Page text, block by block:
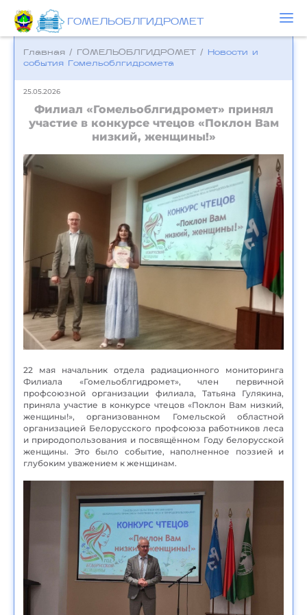
ГОМЕЛЬОБЛГИДРОМЕТ
Главная / ГОМЕЛЬОБЛГИДРОМЕТ /
Новости и
события Гомельоблгидромета
25.05.2026
Филиал «Гомельоблгидромет» принял
участие в конкурсе чтецов «Поклон Вам
низкий, женщины!»
22 мая начальник отдела радиационного мониторинга
Филиала «Гомельоблгидромет», член первичной
профсоюзной организации филиала, Татьяна Гулякина,
приняла участие в конкурсе чтецов «Поклон Вам низкий,
женщины!», организованном Гомельской областной
организацией Белорусского профсоюза работников леса
и природопользования и посвящённом Году белорусской
женщины. Это было событие, наполненное поэзией и
глубоким уважением к женщинам.